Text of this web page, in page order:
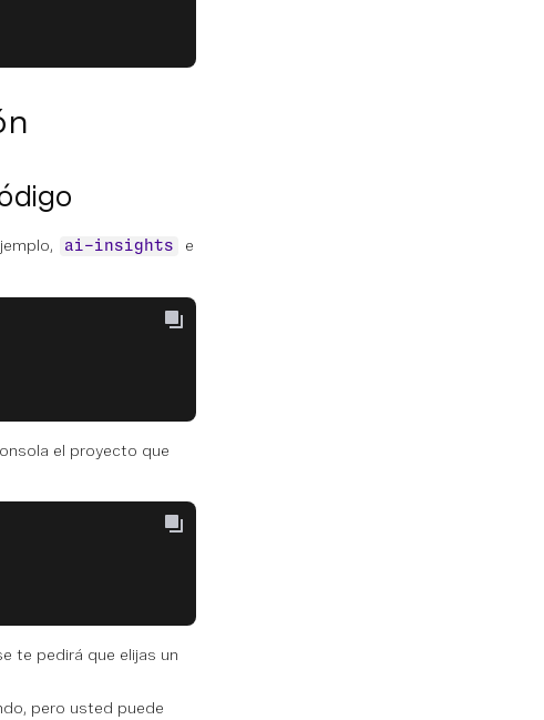
ai-insights
e
el proyecto que
te pedirá que elijas un
pero usted puede